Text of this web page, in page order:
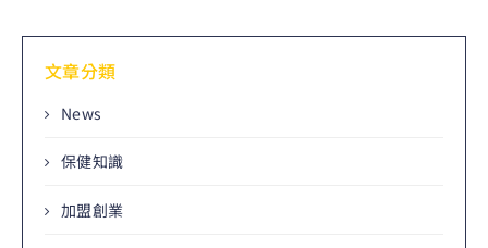
文章分類
News
保健知識
加盟創業